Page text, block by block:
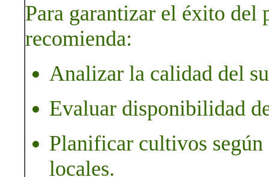
Para garantizar el éxito del
recomienda:
Analizar la calidad del
Evaluar disponibilidad
Planificar cultivos
locales.